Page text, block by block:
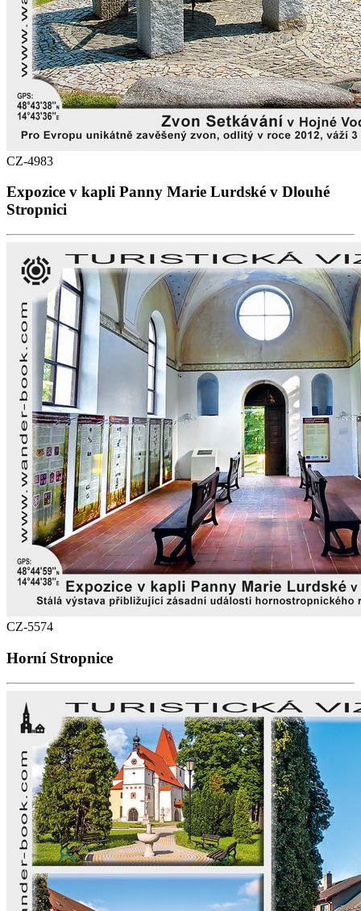
CZ-4983
Expozice v kapli Panny Marie Lurdské v Dlouhé
Stropnici
CZ-5574
Horní Stropnice